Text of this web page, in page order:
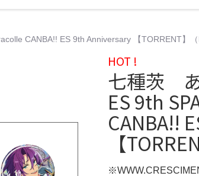
CANBA!! ES 9th Anniversary 【TORRENT】
HOT !
七種茨
ES 9th
CANBA!!
【